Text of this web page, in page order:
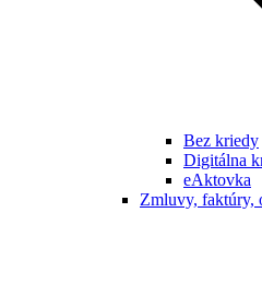
Bez kriedy
Digitálna
eAktovka
Zmluvy, faktúry,